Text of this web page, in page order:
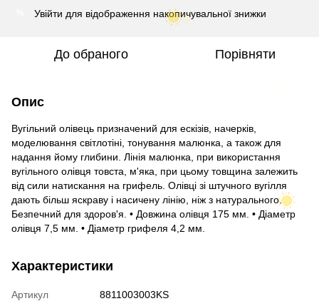
Увійти для відображення накопичувальної знижки
До обраного Порівняти
Опис
Вугільний олівець призначений для ескізів, начерків,
моделювання світлотіні, тонування малюнка, а також для
надання йому глибини. Лінія малюнка, при використання
вугільного олівця товста, м'яка, при цьому товщина залежить
від сили натискання на грифель. Олівці зі штучного вугілля
дають більш яскраву і насичену лінію, ніж з натурального.
Безпечний для здоров'я. • Довжина олівця 175 мм. • Діаметр
олівця 7,5 мм. • Діаметр грифеля 4,2 мм.
Характеристики
Артикул
8811003003KS